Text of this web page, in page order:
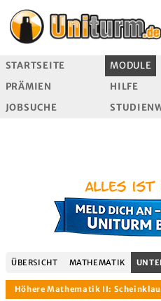
STARTSEITE MODULE
PRÄMIEN
HILFE
JOBSUCHE
ÜBERSICHT MATHEMATIK